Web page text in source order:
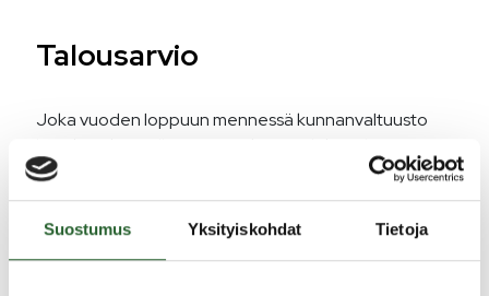
Suostumus Yksityiskohdat Tietoja
Talousarvio
Joka vuoden loppuun mennessä kunnanvaltuusto
jossa huomioidaan kunnan talouden vastuut ja
velvoitteet. Talousarviota hyväksyessään valtuusto
hyväksyy myös taloussuunnitelman kolmeksi tai